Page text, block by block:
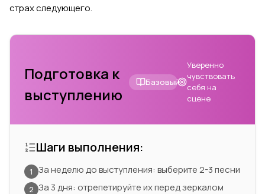
страх следующего.
Подготовка к
выступлению
Базовый
Уверенно
чувствовать
себя на
сцене
Шаги выполнения:
1 За неделю до выступления: выберите 2-3 песни
2 За 3 дня: отрепетируйте их перед зеркалом